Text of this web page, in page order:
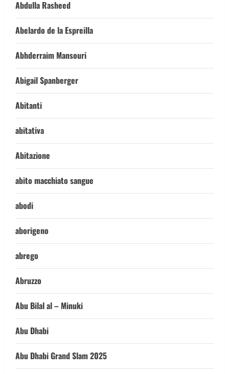
Abdulla Rasheed
Abelardo de la Espreilla
Abhderraim Mansouri
Abigail Spanberger
Abitanti
abitativa
Abitazione
abito macchiato sangue
abodi
aborigeno
abrego
Abruzzo
Abu Bilal al – Minuki
Abu Dhabi
Abu Dhabi Grand Slam 2025